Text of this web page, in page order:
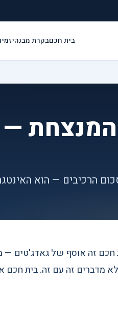
בית חכםבקרת מבנה
המנצחת —
הרכיבים — הוא
חכם זה אוסף של גאדג'טים
מדברים זה עם זה. בית חכם